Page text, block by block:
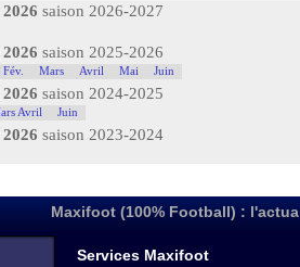
saison 2026-2027
saison 2025-2026
Mars Avril Mai Juin
saison 2024-2025
Avril Juin
saison 2023-2024
Maxifoot (100% Football) :
Services Maxifoot